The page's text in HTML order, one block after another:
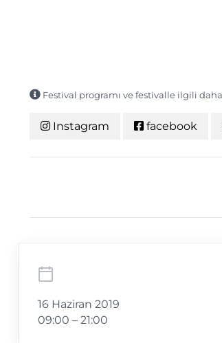
Festival programı ve festivalle ilgili
Instagram facebook
16 Haziran 2019
09:00 – 21:00